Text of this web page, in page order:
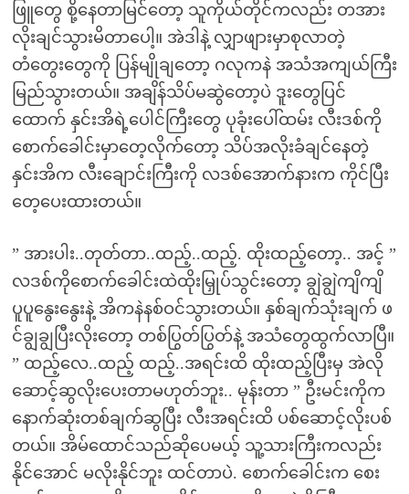
ဖြူတွေ စို့နေတာမြင်တော့ သူကိုယ်တိုင်ကလည်း တအား
လိုးချင်သွားမိတာပေါ့။ အဲဒါနဲ့ လျှာဖျားမှာစုလာတဲ့
တံတွေးတွေကို ပြန်မျိုချတော့ ဂလုကနဲ အသံအကျယ်ကြီး
မြည်သွားတယ်။ အချိန်သိပ်မဆွဲတော့ပဲ ဒူးတွေပြင်
ထောက် နှင်းအိရဲ့ပေါင်ကြီးတွေ ပုခုံးပေါ်ထမ်း လီးဒစ်ကို
စောက်ခေါင်းမှာတေ့လိုက်တော့ သိပ်အလိုးခံချင်နေတဲ့
နှင်းအိက လီးချောင်းကြီးကို လဒစ်အောက်နားက ကိုင်ပြီး
တေ့ပေးထားတယ်။
” အားပါး..တုတ်တာ..ထည့်..ထည့်. ထိုးထည့်တော့.. အင့် ”
လဒစ်ကိုစောက်ခေါင်းထဲထိုးမြှုပ်သွင်းတော့ ချွဲချွဲကျိကျိ
ပူပူနွေးနွေးနဲ့ အိကနဲနစ်ဝင်သွားတယ်။ နှစ်ချက်သုံးချက် ဖ
င်ချွချွပြီးလိုးတော့ တစ်ပြွတ်ပြွတ်နဲ့ အသံတွေထွက်လာပြီ။
” ထည့်လေ..ထည့် ထည့်..အရင်းထိ ထိုးထည့်ပြီးမှ အဲလို
ဆောင့်ဆွလိုးပေးတာမဟုတ်ဘူး.. မုန်းတာ ” ဦးမင်းကိုက
နောက်ဆုံးတစ်ချက်ဆွပြီး လီးအရင်းထိ ပစ်ဆောင့်လိုးပစ်
တယ်။ အိမ်ထောင်သည်ဆိုပေမယ့် သူ့သားကြီးကလည်း
နိုင်အောင် မလိုးနိုင်ဘူး ထင်တာပဲ. စောက်ခေါင်းက စေး